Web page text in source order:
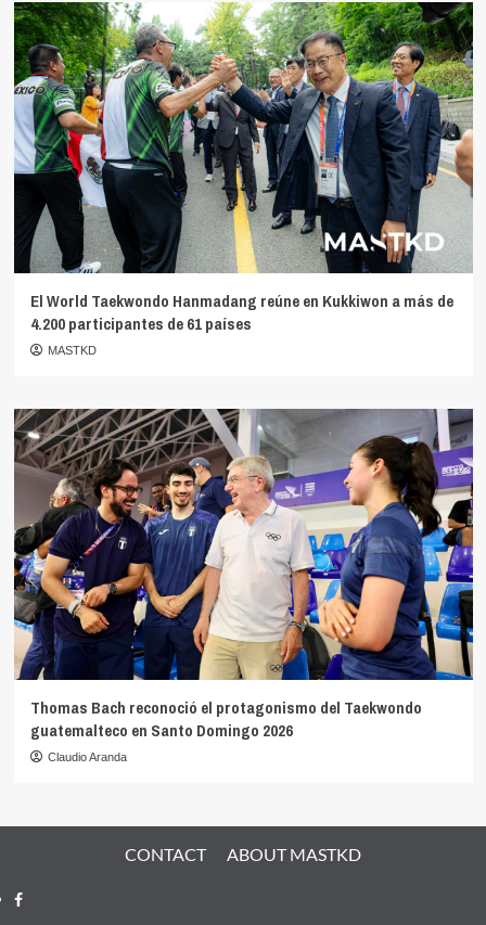
El World Taekwondo Hanmadang reúne en Kukkiwon a más de
4.200 participantes de 61 países
MASTKD
Thomas Bach reconoció el protagonismo del Taekwondo
guatemalteco en Santo Domingo 2026
Claudio Aranda
CONTACT ABOUT MASTKD
Facebook